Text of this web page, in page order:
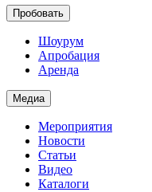
Пробовать
Шоурум
Апробация
Аренда
Медиа
Мероприятия
Новости
Статьи
Видео
Каталоги